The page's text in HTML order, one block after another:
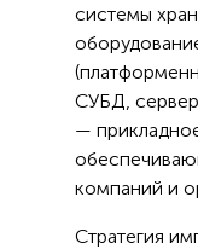
системы
СУБД,
—
компаний и
Стратегия